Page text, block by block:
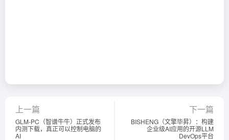
上一篇
GLM-PC（智谱牛牛）正式发布
内测下载，真正可以控制电脑的
AI
下一篇
BISHENG（文擎毕昇）：构建
企业级AI应用的开源LLM
DevOps平台